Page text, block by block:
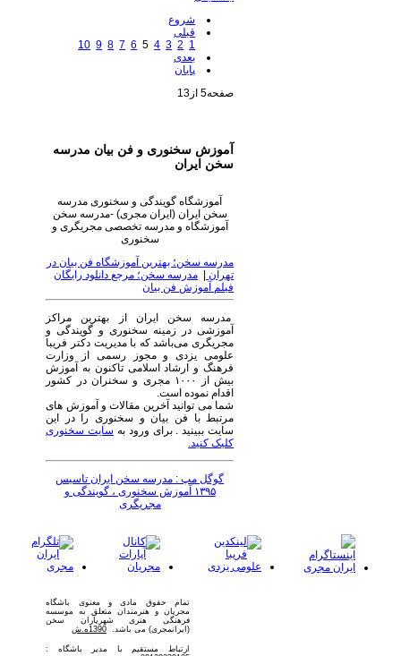
شروع
قبلی
1
2
3
4
5
6
7
8
9
10
بعدی
پایان
صفحه5 از13
آموزش سخنوری و فن بیان مدرسه
سخن ایران
آموزشگاه گویندگی و سخنوری مدرسه
سخن ایران (ایران مجری) -مدرسه سخن
آموزشگاه و مدرسه تخصصی مجریگری و
سخنوری
مدرسه سخن؛ بهترین آموزشگاه فن بیان در
تهران | مدرسه سخن؛ مرجع دانلود رایگان
فیلم آموزش فن بیان
مدرسه سخن ایران از بهترین مراکز
آموزشی در زمینه سخنوری و گویندگی و
مجریگری می‌باشد که با مدیریت دکتر فریبا
علومی یزدی و مجوز رسمی از وزارت
فرهنگ و ارشاد اسلامی تاکنون به آموزش
بیش از ۱۰۰۰ مجری و سخنران در کشور
اقدام نموده است.
شما می توانید آخرین مقالات و آموزش های
مرتبط با فن بیان و سخنوری را در این
سایت ببینید . برای ورود به سایت سخنوری
کلیک کنید.
گوگل مپ : مدرسه سخن ایران تاسیس
۱۳۹۵ آموزش سخنوری ، گویندگی و
مجریگری
تمام حقوق مادی و معنوی باشگاه
مجریان و هنرمندان متعلق به موسسه
فرهنگی هنری شهریاران سخن
(ایرانمجری) می باشد. 1390ه.ش
ارتباط مستقیم با مدیر باشگاه :